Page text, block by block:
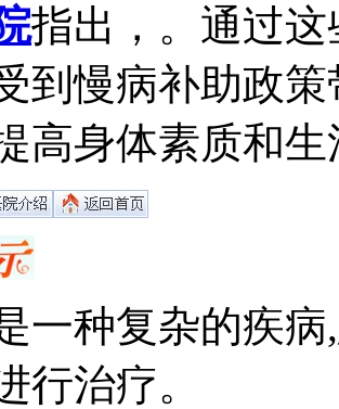
指出，。通过
到慢病补助政
高身体素质和
一种复杂的疾
行治疗。